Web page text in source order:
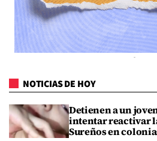
NOTICIAS DE HOY
Detienen a un
intentar reactivar
Sureños en